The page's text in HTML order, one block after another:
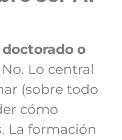
o
No. Lo central
(sobre todo
cómo
La formación